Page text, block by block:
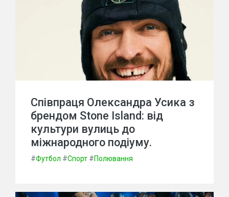
Співпраця Олександра Усика з
брендом Stone Island: від
культури вулиць до
міжнародного подіуму.
#Футбол #Спорт #Полювання